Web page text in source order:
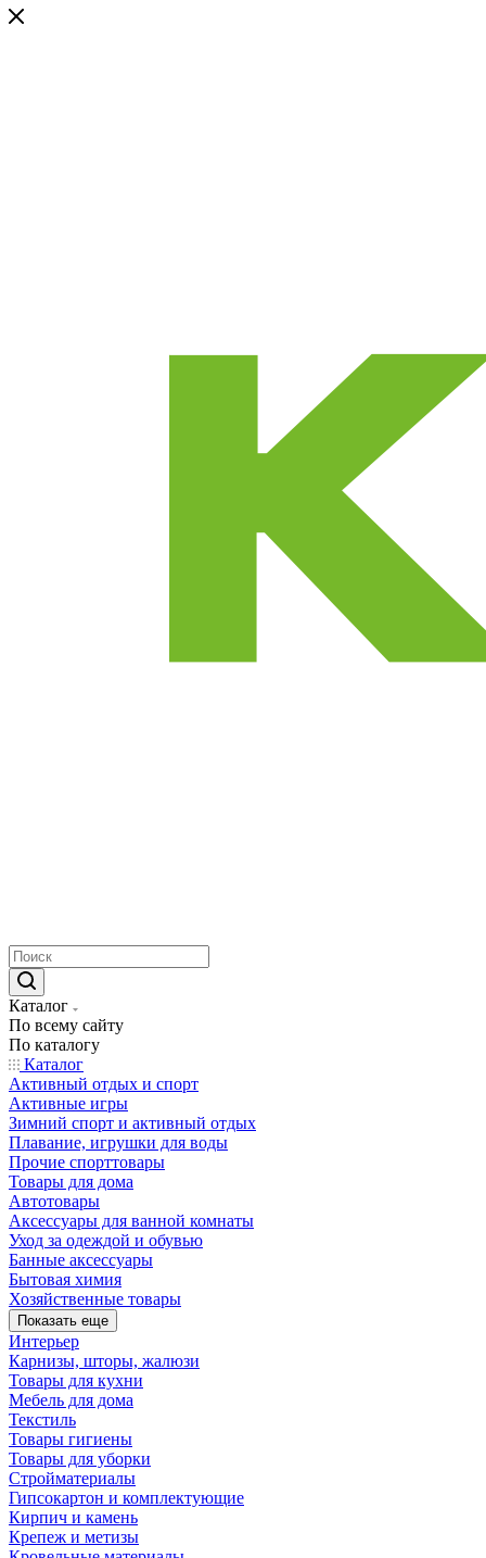
Каталог
По всему сайту
По каталогу
Каталог
Активный отдых и спорт
Активные игры
Зимний спорт и активный отдых
Плавание, игрушки для воды
Прочие спорттовары
Товары для дома
Автотовары
Аксессуары для ванной комнаты
Уход за одеждой и обувью
Банные аксессуары
Бытовая химия
Хозяйственные товары
Показать еще
Интерьер
Карнизы, шторы, жалюзи
Товары для кухни
Мебель для дома
Текстиль
Товары гигиены
Товары для уборки
Стройматериалы
Гипсокартон и комплектующие
Кирпич и камень
Крепеж и метизы